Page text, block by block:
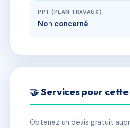
PPT (PLAN TRAVAUX)
Non concerné
🤝 Services pour
Obtenez un devis gratuit